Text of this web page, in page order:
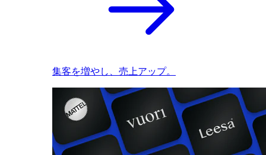
集客を増やし、売上アップ。